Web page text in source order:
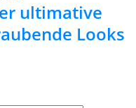
ultimative
Looks